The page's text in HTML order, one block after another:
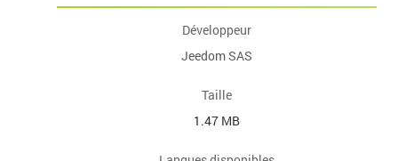
Développeur
Jeedom SAS
Taille
1.47 MB